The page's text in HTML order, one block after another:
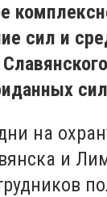
сил и
на
и